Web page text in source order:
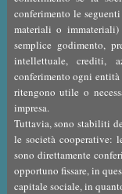
conferimento le
materiali o
semplice godimento,
intellettuale, crediti,
conferimento ogni
ritengono utile o
impresa.
Tuttavia, sono stabiliti
le società cooperative:
sono direttamente
opportuno fissare, in
capitale sociale, in